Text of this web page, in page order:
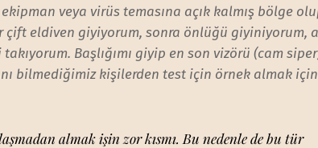
veya virüs temasına açık kalmış bölge
çift eldiven giyiyorum, sonra önlüğü giyiniyorum,
Başlığımı giyip en son vizörü (cam
bilmediğimiz kişilerden test için örnek almak için
almak işin zor kısmı. Bu nedenle de bu tür